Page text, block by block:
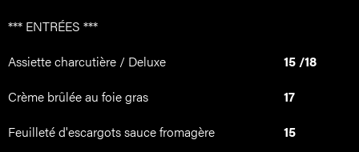
*** ENTRÉES ***
Assiette charcutière / Deluxe
15 /18
Crème brûlée au foie gras
17
Feuilleté d'escargots sauce fromagère
15